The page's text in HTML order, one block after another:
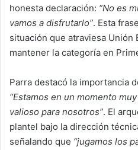
honesta declaración: “No es
vamos a disfrutarlo”. Esta
situación que atraviesa Unión
mantener la categoría en
Parra destacó la importancia
“Estamos en un momento
valioso para nosotros”. El
plantel bajo la dirección
señalando que “jugamos los